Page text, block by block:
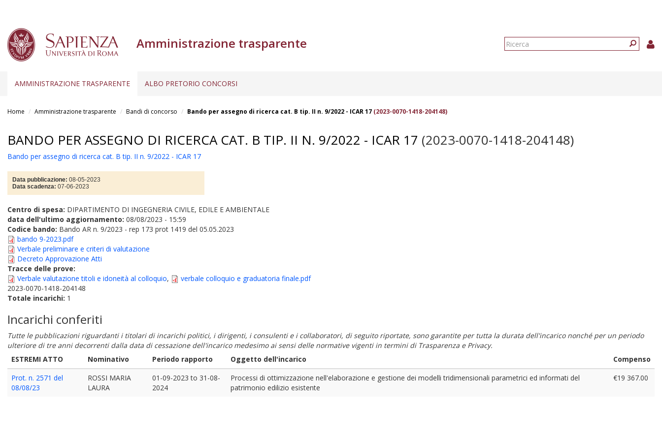
Amministrazione trasparente
Form
AMMINISTRAZIONE TRASPARENTE ALBO PRETORIO CONCORSI
Home Amministrazione trasparente Bandi di concorso Bando per assegno di ricerca cat. B tip. II n. 9/2022 - ICAR 17 (2023-0070-1418-204148)
BANDO PER ASSEGNO DI RICERCA CAT. B TIP. II N. 9/2022 - ICAR 17 (2023-0070-1418-204148)
Bando per assegno di ricerca cat. B tip. II n. 9/2022 - ICAR 17
Data pubblicazione: 08-05-2023
Data scadenza: 07-06-2023
Centro di spesa: DIPARTIMENTO DI INGEGNERIA CIVILE, EDILE E AMBIENTALE
data dell'ultimo aggiornamento: 08/08/2023 - 15:59
Codice bando: Bando AR n. 9/2023 - rep 173 prot 1419 del 05.05.2023
bando 9-2023.pdf
Verbale preliminare e criteri di valutazione
Decreto Approvazione Atti
Tracce delle prove:
Verbale valutazione titoli e idoneità al colloquio,
verbale colloquio e graduatoria finale.pdf
2023-0070-1418-204148
Totale incarichi: 1
Incarichi conferiti
Tutte le pubblicazioni riguardanti i titolari di incarichi politici, i dirigenti, i consulenti e i collaboratori, di seguito riportate, sono garantite per tutta la durata dell'incarico nonché per un periodo
ulteriore di tre anni decorrenti dalla data di cessazione dell'incarico medesimo ai sensi delle normative vigenti in termini di Trasparenza e Privacy.
ESTREMI ATTO
Nominativo Periodo rapporto Oggetto dell'incarico
Compenso
Prot. n. 2571 del
08/08/23
ROSSI MARIA
LAURA
01-09-2023 to 31-08-
2024
Processi di ottimizzazione nell'elaborazione e gestione dei modelli tridimensionali parametrici ed informati del
patrimonio edilizio esistente
€19 367.00